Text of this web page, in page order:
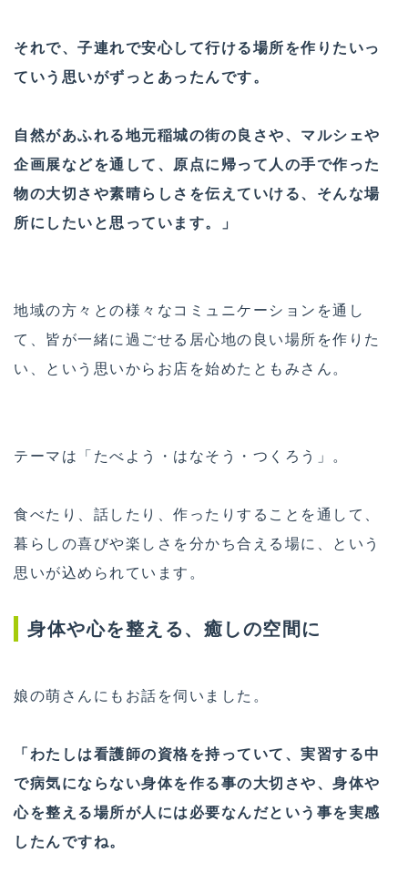
それで、子連れで安心して行ける場所を作りたいっ
ていう思いがずっとあったんです。
自然があふれる地元稲城の街の良さや、マルシェや
企画展などを通して、原点に帰って人の手で作った
物の大切さや素晴らしさを伝えていける、そんな場
所にしたいと思っています。」
地域の方々との様々なコミュニケーションを通し
て、皆が一緒に過ごせる居心地の良い場所を作りた
い、という思いからお店を始めたともみさん。
テーマは「たべよう・はなそう・つくろう」。
食べたり、話したり、作ったりすることを通して、
暮らしの喜びや楽しさを分かち合える場に、という
思いが込められています。
身体や心を整える、癒しの空間に
娘の萌さんにもお話を伺いました。
「わたしは看護師の資格を持っていて、実習する中
で病気にならない身体を作る事の大切さや、身体や
心を整える場所が人には必要なんだという事を実感
したんですね。